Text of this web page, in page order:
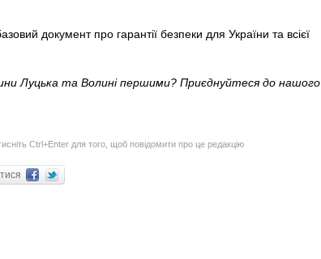
документ про гарантії безпеки для України та всієї
Луцька та Волині першими? Приєднуйтеся до нашого
Ctrl+Enter для того, щоб повідомити про це редакцію